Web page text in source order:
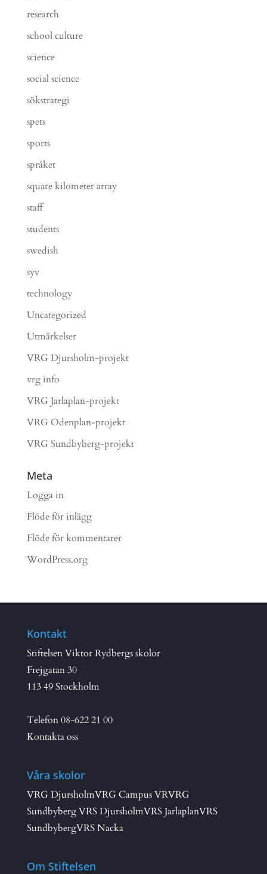
research
school culture
science
social science
sökstrategi
spets
sports
språket
square kilometer array
staff
students
swedish
syv
technology
Uncategorized
Utmärkelser
VRG Djursholm-projekt
vrg info
VRG Jarlaplan-projekt
VRG Odenplan-projekt
VRG Sundbyberg-projekt
Meta
Logga in
Flöde för inlägg
Flöde för kommentarer
WordPress.org
Kontakt
Stiftelsen Viktor Rydbergs skolor
Frejgatan 30
113 49 Stockholm
Telefon08-622 21 00
Kontakta oss
Våra skolor
VRG DjursholmVRG Campus VRVRG
SundbybergVRS DjursholmVRS JarlaplanVRS
SundbybergVRS Nacka
Om Stiftelsen